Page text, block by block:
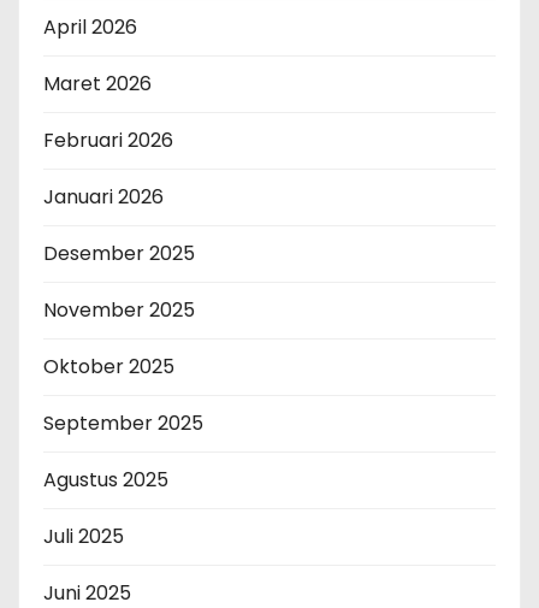
April 2026
Maret 2026
Februari 2026
Januari 2026
Desember 2025
November 2025
Oktober 2025
September 2025
Agustus 2025
Juli 2025
Juni 2025